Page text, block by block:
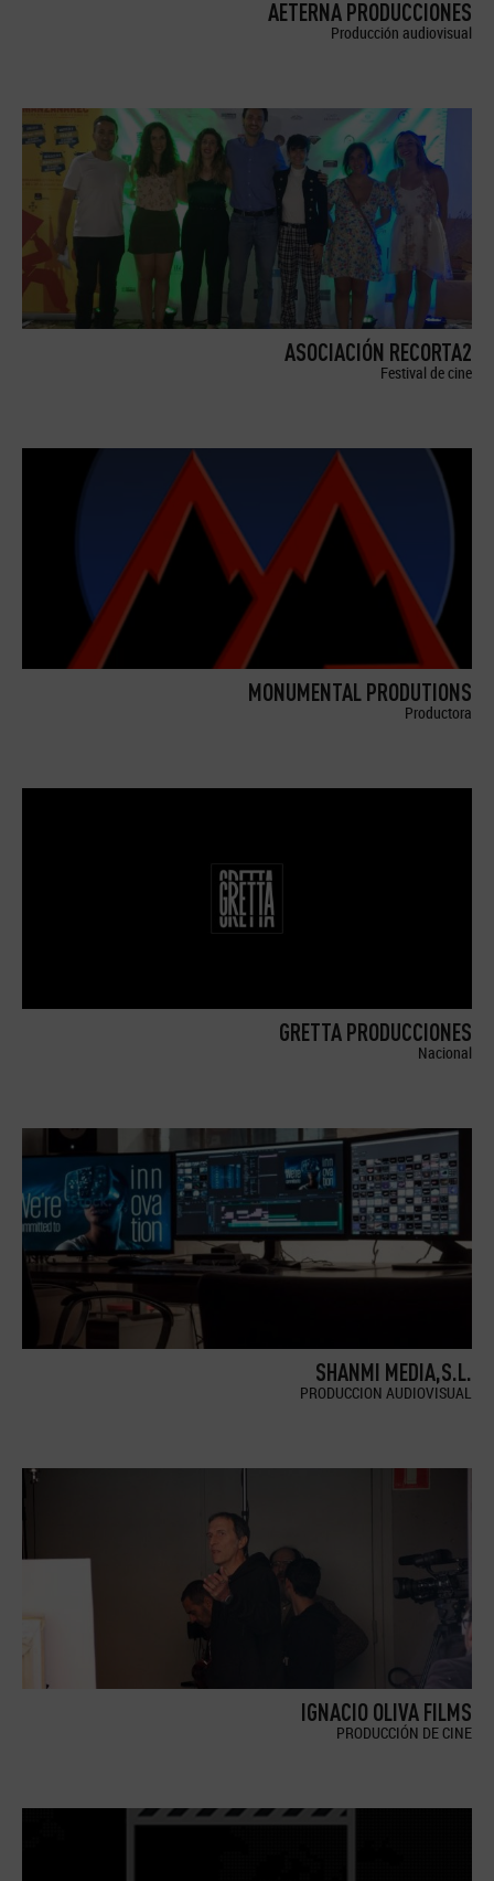
AETERNA PRODUCCIONES
Producción audiovisual
ASOCIACIÓN RECORTA2
Festival de cine
MONUMENTAL PRODUTIONS
Productora
GRETTA PRODUCCIONES
Nacional
SHANMI MEDIA,S.L.
PRODUCCION AUDIOVISUAL
IGNACIO OLIVA FILMS
PRODUCCIÓN DE CINE